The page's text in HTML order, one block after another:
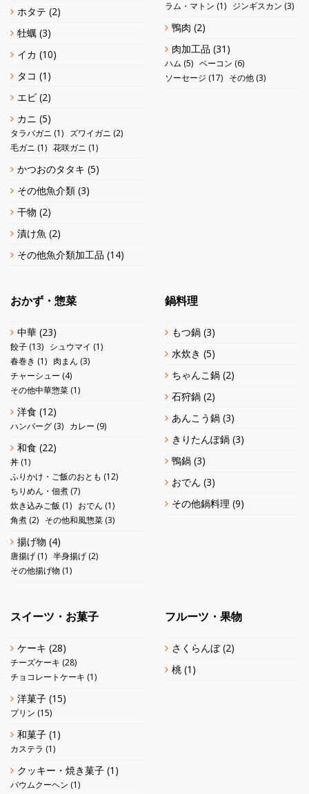
ホタテ (2)
牡蠣 (3)
イカ (10)
タコ (1)
エビ (2)
カニ (5)
タラバガニ (1) ズワイガニ (2)
毛ガニ (1) 花咲ガニ (1)
かつおのタタキ (5)
その他魚介類 (3)
干物 (2)
漬け魚 (2)
その他魚介類加工品 (14)
ラム・マトン (1) ジンギスカン (3)
鴨肉 (2)
肉加工品 (31)
ハム (5) ベーコン (6)
ソーセージ (17) その他 (3)
おかず・惣菜
中華 (23)
餃子 (13) シュウマイ (1)
春巻き (1) 肉まん (3)
チャーシュー (4)
その他中華惣菜 (1)
洋食 (12)
ハンバーグ (3) カレー (9)
和食 (22)
丼 (1)
ふりかけ・ご飯のおとも (12)
ちりめん・佃煮 (7)
炊き込みご飯 (1) おでん (1)
角煮 (2) その他和風惣菜 (3)
揚げ物 (4)
唐揚げ (1) 半身揚げ (2)
その他揚げ物 (1)
鍋料理
もつ鍋 (3)
水炊き (5)
ちゃんこ鍋 (2)
石狩鍋 (2)
あんこう鍋 (3)
きりたんぽ鍋 (3)
鴨鍋 (3)
おでん (3)
その他鍋料理 (9)
スイーツ・お菓子
ケーキ (28)
チーズケーキ (28)
チョコレートケーキ (1)
洋菓子 (15)
プリン (15)
和菓子 (1)
カステラ (1)
クッキー・焼き菓子 (1)
バウムクーヘン (1)
フルーツ・果物
さくらんぼ(2)
桃 (1)